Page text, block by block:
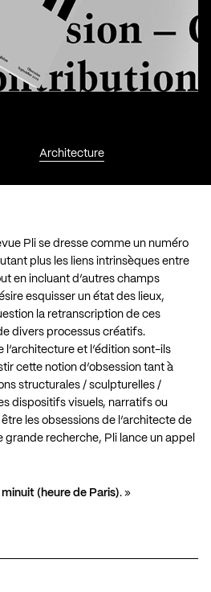
Architecture
Pli se dresse comme un numéro
plus les liens intrinsèques entre
en incluant d’autres champs
esquisser un état des lieux,
la retranscription de ces
divers processus créatifs.
et l’édition sont-ils
cette notion d’obsession tant à
structurales / sculpturelles /
dispositifs visuels, narratifs ou
les obsessions de l’architecte de
grande recherche, Pli lance un appel
(heure de Paris). »